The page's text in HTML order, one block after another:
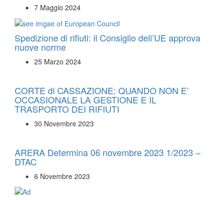
7 Maggio 2024
Spedizione di rifiuti: il Consiglio dell’UE approva
nuove norme
25 Marzo 2024
CORTE di CASSAZIONE: QUANDO NON E’
OCCASIONALE LA GESTIONE E IL
TRASPORTO DEI RIFIUTI
30 Novembre 2023
ARERA Determina 06 novembre 2023 1/2023 –
DTAC
6 Novembre 2023